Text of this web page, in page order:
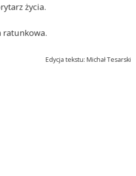
życia.
ratunkowa.
Edycja tekstu: Michał Tesarski